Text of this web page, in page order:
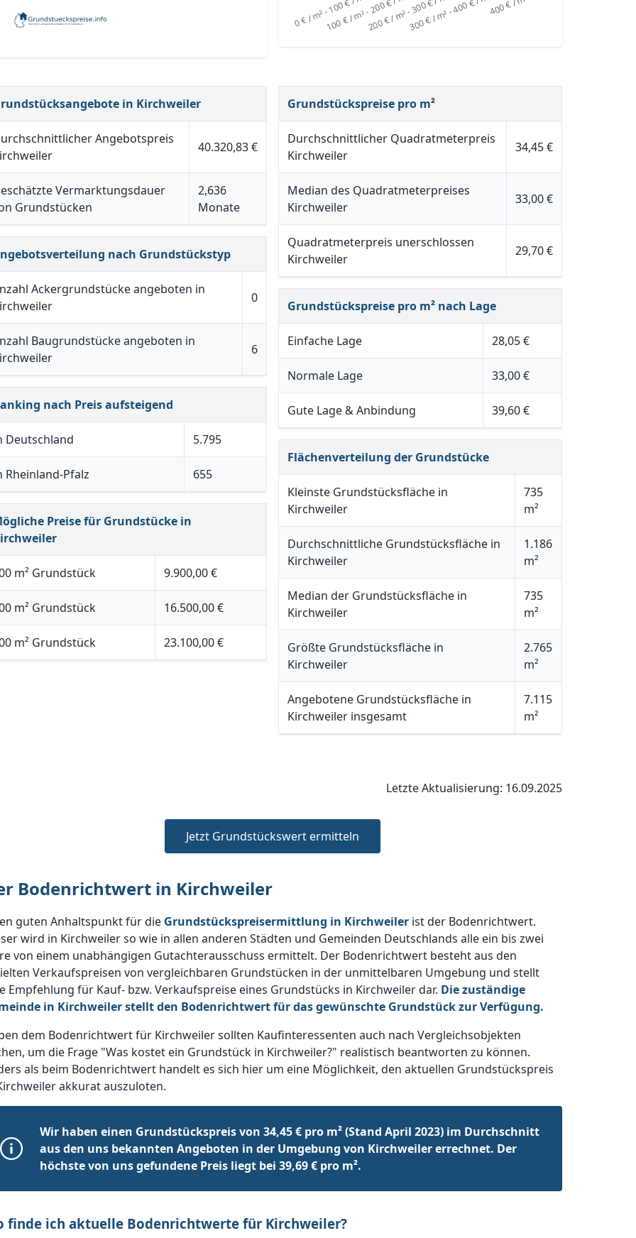
in Kirchweiler
Angebotspreis
40.320,83 €
Vermarktungsdauer
Grundstücken
2,636
Monate
nach Grundstückstyp
Ackergrundstücke angeboten in
0
Baugrundstücke angeboten in
6
nach Preis aufsteigend
Deutschland 5.795
Rheinland-Pfalz 655
Preise für Grundstücke in
m² Grundstück 9.900,00 €
m² Grundstück 16.500,00 €
m² Grundstück 23.100,00 €
Grundstückspreise pro m²
Durchschnittlicher Quadratmeterpreis
Kirchweiler
34,45 €
Median des Quadratmeterpreises
Kirchweiler
33,00 €
Quadratmeterpreis unerschlossen
Kirchweiler
29,70 €
Grundstückspreise pro m² nach Lage
Einfache Lage 28,05 €
Normale Lage 33,00 €
Gute Lage & Anbindung 39,60 €
Flächenverteilung der Grundstücke
Kleinste Grundstücksfläche in
Kirchweiler
735
m²
Durchschnittliche Grundstücksfläche in
Kirchweiler
1.186
m²
Median der Grundstücksfläche in
Kirchweiler
735
m²
Größte Grundstücksfläche in
Kirchweiler
2.765
m²
Angebotene Grundstücksfläche in
Kirchweiler insgesamt
7.115
m²
Letzte Aktualisierung: 16.09.2025
Jetzt Grundstückswert ermitteln
Bodenrichtwert in Kirchweiler
guten Anhaltspunkt für die Grundstückspreisermittlung in Kirchweiler ist der Bodenrichtwert.
wird in Kirchweiler so wie in allen anderen Städten und Gemeinden Deutschlands alle ein bis zwei
von einem unabhängigen Gutachterausschuss ermittelt. Der Bodenrichtwert besteht aus den
Verkaufspreisen von vergleichbaren Grundstücken in der unmittelbaren Umgebung und stellt
Empfehlung für Kauf- bzw. Verkaufspreise eines Grundstücks in Kirchweiler dar. Die zuständige
in Kirchweiler stellt den Bodenrichtwert für das gewünschte Grundstück zur Verfügung.
dem Bodenrichtwert für Kirchweiler sollten Kaufinteressenten auch nach Vergleichsobjekten
um die Frage "Was kostet ein Grundstück in Kirchweiler?" realistisch beantworten zu können.
als beim Bodenrichtwert handelt es sich hier um eine Möglichkeit, den aktuellen Grundstückspreis
akkurat auszuloten.
Wir haben einen Grundstückspreis von 34,45 € pro m² (Stand April 2023) im Durchschnitt
aus den uns bekannten Angeboten in der Umgebung von Kirchweiler errechnet. Der
höchste von uns gefundene Preis liegt bei 39,69 € pro m².
finde ich aktuelle Bodenrichtwerte für Kirchweiler?